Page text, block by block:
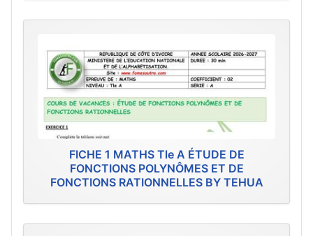
FICHE 1 MATHS Tle A ÉTUDE DE
FONCTIONS POLYNÔMES ET DE
FONCTIONS RATIONNELLES BY TEHUA